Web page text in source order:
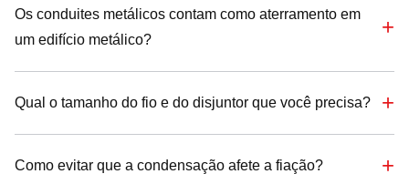
Os conduites metálicos contam como aterramento em
um edifício metálico?
Qual o tamanho do fio e do disjuntor que você precisa?
Como evitar que a condensação afete a fiação?